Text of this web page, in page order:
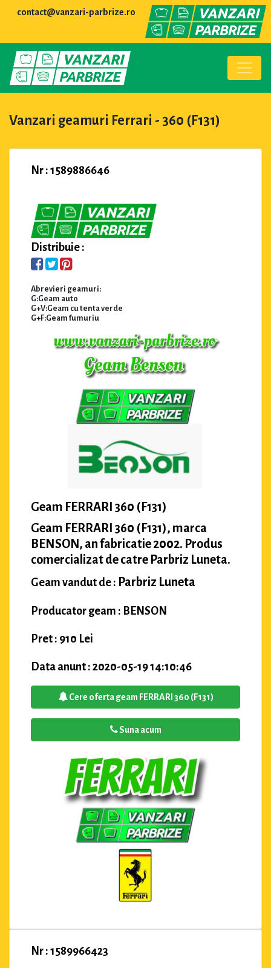
contact@vanzari-parbrize.ro
Vanzari geamuri Ferrari - 360 (F131)
Nr : 1589886646
Distribuie :
Abrevieri geamuri:
G:Geam auto
G+V:Geam cu tenta verde
G+F:Geam fumuriu
Geam FERRARI 360 (F131)
Geam FERRARI 360 (F131), marca
BENSON, an fabricatie 2002. Produs
comercializat de catre Parbriz Luneta.
Geam vandut de : Parbriz Luneta
Producator geam : BENSON
Pret : 910 Lei
Data anunt : 2020-05-19 14:10:46
Cere oferta geam FERRARI 360 (F131)
Suna acum
Nr : 1589966423